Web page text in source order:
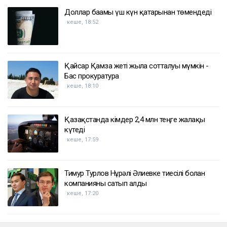
Доллар бағамы үш күн қатарынан төмендеді
кеше, 18:52
Қайсар Қамза жеті жылға сотталуы мүмкін -
Бас прокуратура
кеше, 18:10
Қазақстанда кімдер 2,4 млн теңге жалақы
күтеді
кеше, 17:59
Тимур Турлов Нұрәлі Әлиевке тиесілі болған
компанияны сатып алды
кеше, 17:20